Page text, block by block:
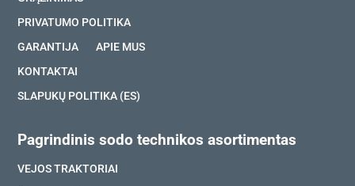
PRIVATUMO POLITIKA
GARANTIJA
APIE MUS
KONTAKTAI
SLAPUKŲ POLITIKA (ES)
Pagrindinis sodo technikos asortimentas
VEJOS TRAKTORIAI